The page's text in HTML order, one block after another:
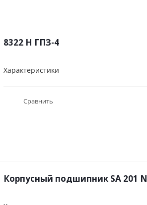
8322 Н ГПЗ-4
Характеристики
Сравнить
Корпусный подшипник SA 201